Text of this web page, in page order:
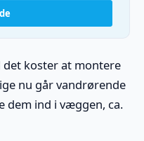
det koster at montere
nu går vandrørende
dem ind i væggen, ca.